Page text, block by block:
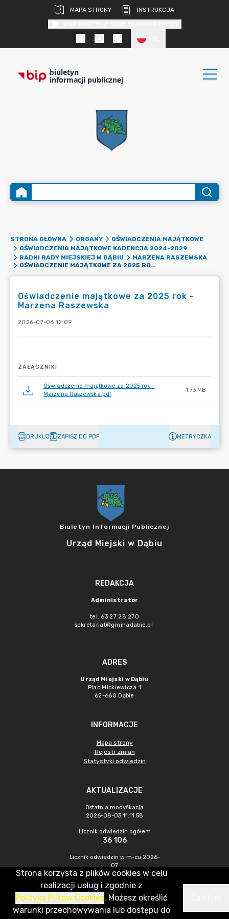
MAPA STRONY
INSTRUKCJA
biuletyn
informacji publicznej
STRONA GŁÓWNA ORGANY
OŚWIADCZENIA MAJĄTKOWE
OŚWIADCZENIA MAJĄTKOWE KADENCJA 2024-2029
RADNI RADY MIEJSKIEJ W DĄBIU
MARZENA RASZEWSKA
OŚWIADCZENIE MAJĄTKOWE ZA 2025 ROK -MARZENA RASZEWSKA
Oświadczenie majątkowe za 2025 rok -
Marzena Raszewska
2026-07-06 12:09
ZAŁĄCZNIKI
Oświadczenie majątkowe za 2025 rok -
Marzena Raszewska.pdf
1.73 MB
DRUKUJ ZAPISZ DO PDF METRYCZKA
Biuletyn Informacji Publicznej
Urząd Miejski w Dąbiu
REDAKCJA
Administrator
tel. 63 27 28 270
sekretariat@gminadabie.pl
ADRES
Urząd Miejski w Dąbiu
Plac Mickiewicza 1
62-660 Dąbie
INFORMACJE
Mapa strony
Rejestr zmian
Statystyki odwiedzin
AKTUALIZACJE
Ostatnia modyfikacja
2026-08-03 11:11:58
Licznik odwiedzin ogółem
36 106
Licznik odwiedzin w m-cu 2026-
07
765
CMS & Hosting: Nefeni Sp. z o.o.
Strona korzysta z plików cookies w celu
realizacji usług i zgodnie z
Polityką Plików Cookies. Możesz określić
warunki przechowywania lub dostępu do